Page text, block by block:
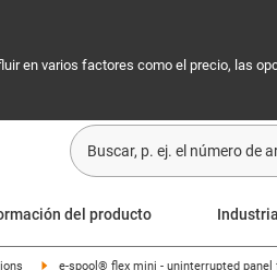
en varios factores como el precio, las
del producto
e-spool® flex mini - uninterrupted panel